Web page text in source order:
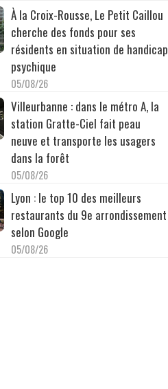
À la Croix-Rousse, Le Petit Caillou
cherche des fonds pour ses
résidents en situation de handicap
psychique
05/08/26
Villeurbanne : dans le métro A, la
station Gratte-Ciel fait peau
neuve et transporte les usagers
dans la forêt
05/08/26
Lyon : le top 10 des meilleurs
restaurants du 9e arrondissement
selon Google
05/08/26